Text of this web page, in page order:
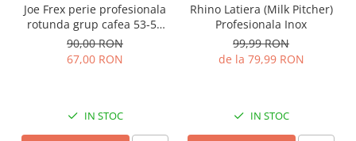
Joe Frex perie profesionala
rotunda grup cafea 53-58
mm
90,00 RON
67,00 RON
IN STOC
Rhino Latiera (Milk Pitcher)
Profesionala Inox
99,99 RON
de la 79,99 RON
IN STOC